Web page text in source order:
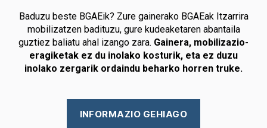
Baduzu beste BGAEik? Zure gainerako BGAEak Itzarrira
mobilizatzen badituzu, gure kudeaketaren abantaila
guztiez baliatu ahal izango zara. Gainera, mobilizazio-
eragiketak ez du inolako kosturik, eta ez duzu
inolako zergarik ordaindu beharko horren truke.
INFORMAZIO GEHIAGO